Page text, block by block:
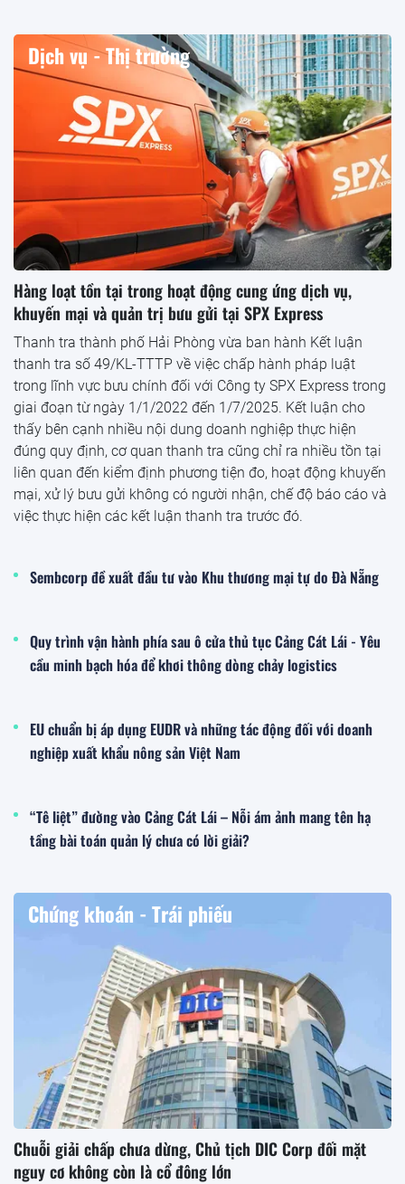
Dịch vụ - Thị trường
Hàng loạt tồn tại trong hoạt động cung ứng dịch vụ,
khuyến mại và quản trị bưu gửi tại SPX Express
Thanh tra thành phố Hải Phòng vừa ban hành Kết luận
thanh tra số 49/KL-TTTP về việc chấp hành pháp luật
trong lĩnh vực bưu chính đối với Công ty SPX Express trong
giai đoạn từ ngày 1/1/2022 đến 1/7/2025. Kết luận cho
thấy bên cạnh nhiều nội dung doanh nghiệp thực hiện
đúng quy định, cơ quan thanh tra cũng chỉ ra nhiều tồn tại
liên quan đến kiểm định phương tiện đo, hoạt động khuyến
mại, xử lý bưu gửi không có người nhận, chế độ báo cáo và
việc thực hiện các kết luận thanh tra trước đó.
Sembcorp đề xuất đầu tư vào Khu thương mại tự do Đà Nẵng
Quy trình vận hành phía sau ô cửa thủ tục Cảng Cát Lái - Yêu
cầu minh bạch hóa để khơi thông dòng chảy logistics
EU chuẩn bị áp dụng EUDR và những tác động đối với doanh
nghiệp xuất khẩu nông sản Việt Nam
“Tê liệt” đường vào Cảng Cát Lái – Nỗi ám ảnh mang tên hạ
tầng bài toán quản lý chưa có lời giải?
Chứng khoán - Trái phiếu
Chuỗi giải chấp chưa dừng, Chủ tịch DIC Corp đối mặt
nguy cơ không còn là cổ đông lớn